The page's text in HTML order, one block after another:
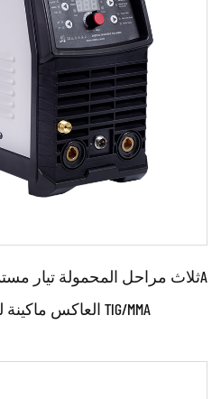
والتحكم تلقائيًا. ●يتم تصنيع آلة اللحام باستخ...
اقرأ أكثر
TIG DC-HF IGBT العاكس ماكينة لحام TIG/MMA